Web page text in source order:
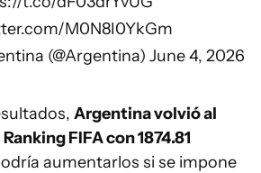
M0N8I0YkGm
(@Argentina) June 4, 2026
Argentina volvió al
FIFA con 1874.81
aumentarlos si se impone